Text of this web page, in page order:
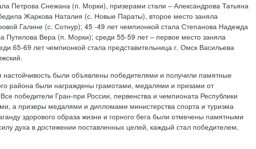
Петрова Снежана (п. Морки), призерами стали – Александрова Татьяна
Жаркова Наталия (с. Новые Параты), второе место заняла
Галине (с. Сотнур); 45 -49 лет чемпионкой стала Степанова Надежда
Путилова Вера (п. Морки); среди 55-59 лет – первое место заняла
65-69 лет чемпионкой стала представительница г. Омск Васильева
настойчивость были объявлены победителями и получили памятные
района были награждены грамотами, медалями и призами от
победители Гран-при России, первенства и чемпионата Республики
а призеры медалями и дипломами министерства спорта и туризма
здорового образа жизни и горного бега были отмечены памятными
духа в достижении поставленных целей, каждый стал победителем,